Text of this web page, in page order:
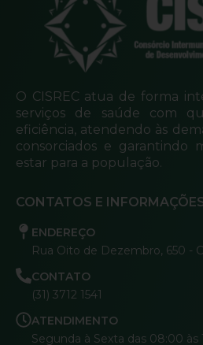
O CISREC atua de forma
serviços de saúde com
eficiência, atendendo às
consorciados e garantindo
estar para a população.
CONTATOS E
ENDEREÇO
Rua Oito de Dezembro, 650 -
CONTATO
(31) 3712 1541
ATENDIMENTO
Segunda à Sexta das 08:00 às